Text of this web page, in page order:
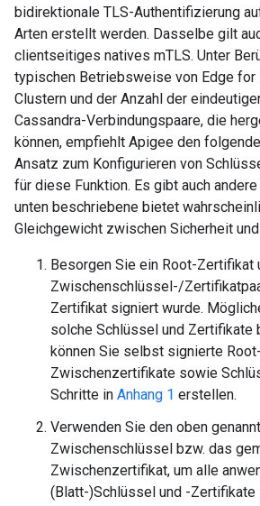
bidirektionale TLS-Authentifizierung
Arten erstellt werden. Dasselbe gilt
clientseitiges natives mTLS. Unter
typischen Betriebsweise von Edge for
Clustern und der Anzahl der
Cassandra-Verbindungspaare, die
können, empfiehlt Apigee den
Ansatz zum Konfigurieren von
für diese Funktion. Es gibt auch
unten beschriebene bietet
Gleichgewicht zwischen Sicherheit
Besorgen Sie ein Root-Zertifikat
Zwischenschlüssel-/
Zertifikat signiert wurde.
solche Schlüssel und Zertifikate
können Sie selbst signierte
Zwischenzertifikate sowie
Schritte in Anhang 1 erstellen.
Verwenden Sie den oben
Zwischenschlüssel bzw. das
Zwischenzertifikat, um alle
(Blatt-)Schlüssel und -Zertifikate